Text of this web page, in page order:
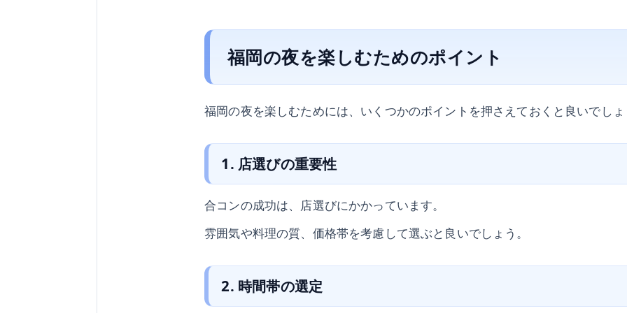
福岡の夜を楽しむためのポイント
福岡の夜を楽しむためには、いくつかのポイントを押さえておくと良いでし
1. 店選びの重要性
合コンの成功は、店選びにかかっています。
雰囲気や料理の質、価格帯を考慮して選ぶと良いでしょう。
2. 時間帯の選定